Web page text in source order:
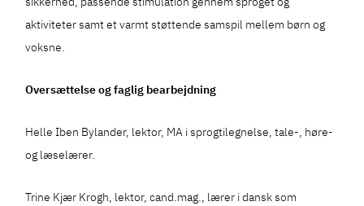
aktiviteter samt et varmt støttende samspil mellem børn og
voksne.
Oversættelse og faglig bearbejdning
Helle Iben Bylander, lektor, MA i sprogtilegnelse, tale-, høre-
og læselærer.
Trine Kjær Krogh, lektor, cand.mag., lærer i dansk som